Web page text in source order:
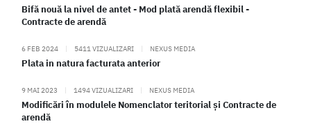
Bifă nouă la nivel de antet - Mod plată arendă flexibil -
Contracte de arendă
6 FEB 2024 | 5411 VIZUALIZARI | NEXUS MEDIA
Plata in natura facturata anterior
9 MAI 2023 | 1494 VIZUALIZARI | NEXUS MEDIA
Modificări în modulele Nomenclator teritorial și Contracte de
arendă